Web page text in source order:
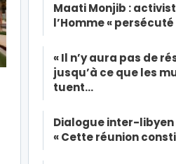
Maati Monjib :
l’Homme «
« Il n’y aura pas de
jusqu’à ce que les
tuent…
Dialogue inter-libyen
« Cette réunion